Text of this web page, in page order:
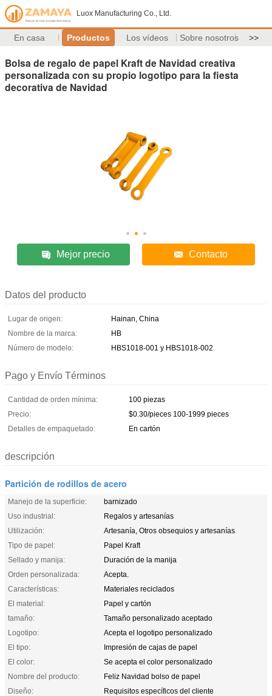
Luox Manufacturing Co., Ltd.
En casa Productos Los vídeos Sobre nosotros >>
Bolsa de regalo de papel Kraft de Navidad creativa
personalizada con su propio logotipo para la fiesta
decorativa de Navidad
Mejor precio Contacto
Datos del producto
Lugar de origen:
Hainan, China
Nombre de la marca:
HB
Número de modelo:
HBS1018-001 y HBS1018-002
Pago y Envío Términos
Cantidad de orden mínima:
100 piezas
Precio:
$0.30/pieces 100-1999 pieces
Detalles de empaquetado:
En cartón
descripción
Partición de rodillos de acero
Manejo de la superficie:
barnizado
Uso industrial:
Regalos y artesanías
Utilización:
Artesanía, Otros obsequios y artesanías
Tipo de papel:
Papel Kraft
Sellado y manija:
Duración de la manija
Orden personalizada:
Acepta.
Características:
Materiales reciclados
El material:
Papel y cartón
tamaño:
Tamaño personalizado aceptado
Logotipo:
Acepta el logotipo personalizado
El tipo:
Impresión de cajas de papel
El color:
Se acepta el color personalizado
Nombre del producto:
Feliz Navidad bolso de papel
Diseño:
Requisitos específicos del cliente